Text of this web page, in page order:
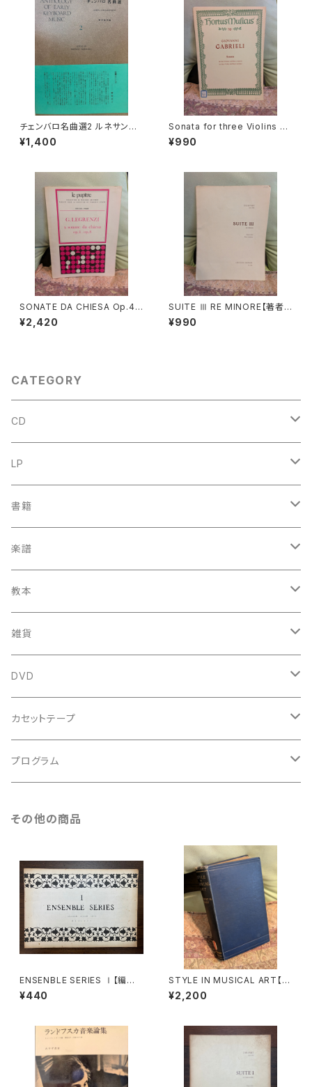
チェンバロ名曲選2 ルネサンス
からロココまで【編集：野村満
男】出版：東京コレギウム 199
¥1,400
Sonata for three Violins an
d Basso continuo【著者：GA
BRIELI】出版社：BÄRENREITE
¥990
SONATE DA CHIESA Op.4 -
Op.8【著者：G.LEGRENZI】出
版社：HEUGEL& Cie 1968年
¥2,420
SUITE Ⅲ RE MINORE【著者：
DIEUPART】出版社：EDITION
MOECK 1966年
¥990
CATEGORY
CD
古楽
中古CD
鍋島元子関連CD
古楽以外
中古CD
LP
古楽
中古LP
鍋島元子関連LP
古楽以外
中古LP
書籍
古楽関係
中古本
新古本
古楽以外
中古本
中古本
楽譜
古楽関係
スコア
鍵盤用
古楽以外
スコア
教本
古楽関係
古楽以外
雑貨
トートバッグ
バロック
ルネサンス
DVD
古楽
古楽以外
カセットテープ
古楽
プログラム
その他の商品
ENSENBLE SERIES Ⅰ【編集：
東京コレギウム】出版社：東京コ
レギウム出版部
¥440
STYLE IN MUSICAL ART【著
者：C. HUBERT H.PARRY】出
版社：MACMILLAN AND CO,
¥2,200